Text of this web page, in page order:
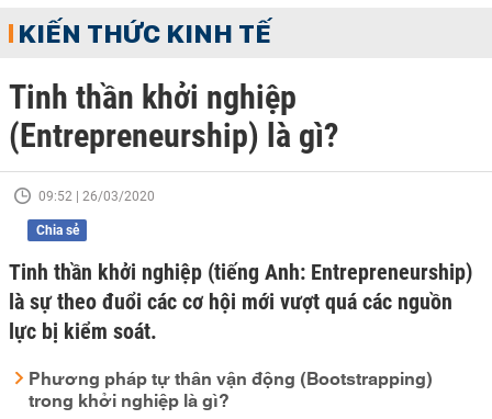
KIẾN THỨC KINH TẾ
Tinh thần khởi nghiệp
(Entrepreneurship) là gì?
09:52 | 26/03/2020
Chia sẻ
Tinh thần khởi nghiệp (tiếng Anh: Entrepreneurship)
là sự theo đuổi các cơ hội mới vượt quá các nguồn
lực bị kiểm soát.
Phương pháp tự thân vận động (Bootstrapping)
trong khởi nghiệp là gì?